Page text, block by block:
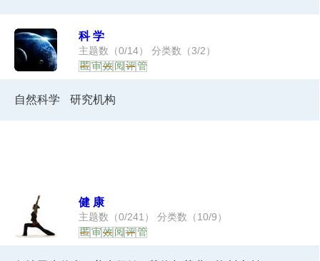
科学
主题数（0/14） 分类数（3/2）
匿 审 效 阅 评 管
自然科学 研究机构
健康
主题数（0/241 ） 分类数（10/9）
匿 审 效 阅 评 管